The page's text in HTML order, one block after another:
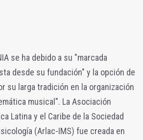
se ha debido a su "marcada
desde su fundación" y la opción de
su larga tradición en la organización
musical". La Asociación
Latina y el Caribe de la Sociedad
(Arlac-IMS) fue creada en